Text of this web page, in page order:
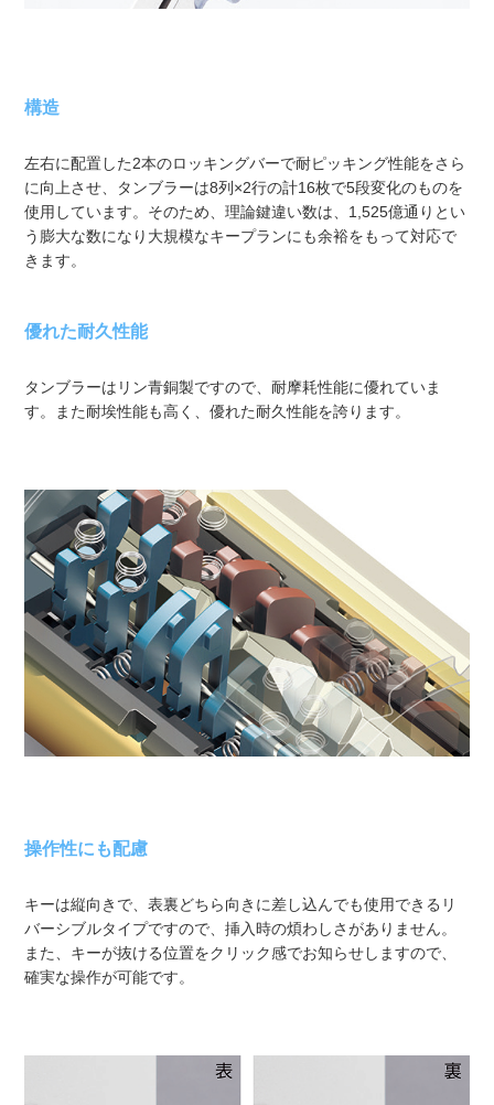
構造
左右に配置した2本のロッキングバーで耐ピッキング性能をさら
に向上させ、タンブラーは8列×2行の計16枚で5段変化のものを
使用しています。そのため、理論鍵違い数は、1,525億通りとい
う膨大な数になり大規模なキープランにも余裕をもって対応で
きます。
優れた耐久性能
タンブラーはリン青銅製ですので、耐摩耗性能に優れていま
す。また耐埃性能も高く、優れた耐久性能を誇ります。
操作性にも配慮
キーは縦向きで、表裏どちら向きに差し込んでも使用できるリ
バーシブルタイプですので、挿入時の煩わしさがありません。
また、キーが抜ける位置をクリック感でお知らせしますので、
確実な操作が可能です。